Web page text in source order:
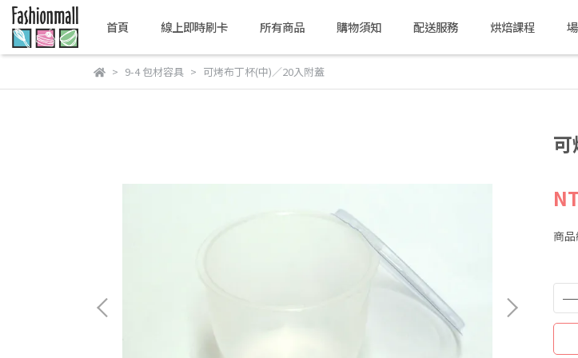
首頁 線上即時刷卡 所有商品 購物須知 配送服務 烘焙課程
9-4 包材容具 可烤布丁杯(中)／20入附蓋
商